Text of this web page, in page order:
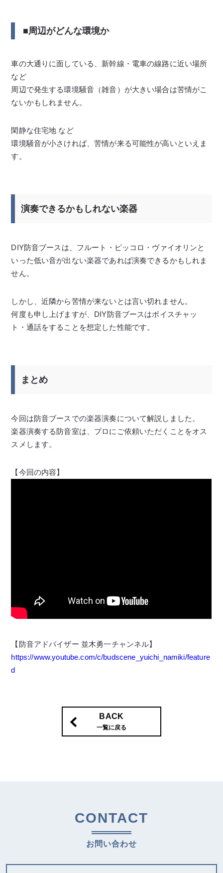
■周辺がどんな環境か
車の大通りに面している、新幹線・電車の線路に近い場所
など
周辺で発生する環境騒音（雑音）が大きい場合は苦情がこ
ないかもしれません。
閑静な住宅地 など
環境騒音が小さければ、苦情が来る可能性が高いといえま
す。
演奏できるかもしれない楽器
DIY防音ブースは、フルート・ピッコロ・ヴァイオリンと
いった低い音が出ない楽器であれば演奏できるかもしれま
せん。
しかし、近隣から苦情が来ないとは言い切れません。
何度も申し上げますが、DIY防音ブースはボイスチャッ
ト・通話をすることを想定した性能です。
まとめ
今回は防音ブースでの楽器演奏について解説しました。
楽器演奏する防音室は、プロにご依頼いただくことをオス
スメします。
【今回の内容】
【防音アドバイザー 並木勇一チャンネル】
https://www.youtube.com/c/budscene_yuichi_namiki/feature
d
BACK
一覧に戻る
CONTACT
お問い合わせ